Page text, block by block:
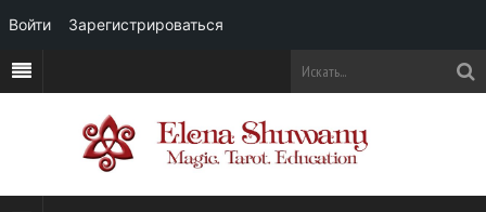
Войти Зарегистрироваться